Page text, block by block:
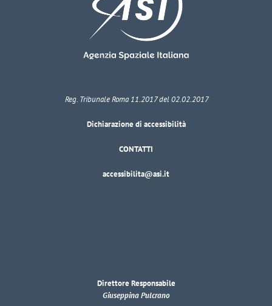
Reg. Tribunale Roma 11.2017 del 02.02.2017
Dichiarazione di accessibilità
CONTATTI
accessibilita@asi.it
Direttore Responsabile
Giuseppina Pulcrano